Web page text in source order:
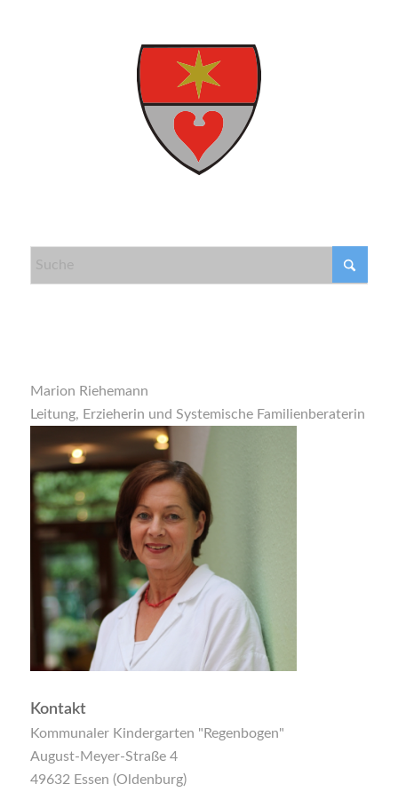
Marion Riehemann
Leitung, Erzieherin und Systemische Familienberaterin
Kontakt
Kommunaler Kindergarten "Regenbogen"
August-Meyer-Straße 4
49632 Essen (Oldenburg)